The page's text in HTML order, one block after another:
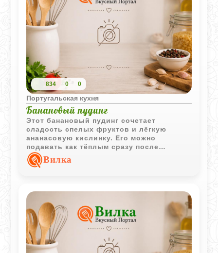
834 0 0
Португальская кухня
Банановый пудинг
Этот банановый пудинг сочетает
сладость спелых фруктов и лёгкую
ананасовую кислинку. Его можно
подавать как тёплым сразу после
выпечки, так и полностью охлаждённым.
Вилка